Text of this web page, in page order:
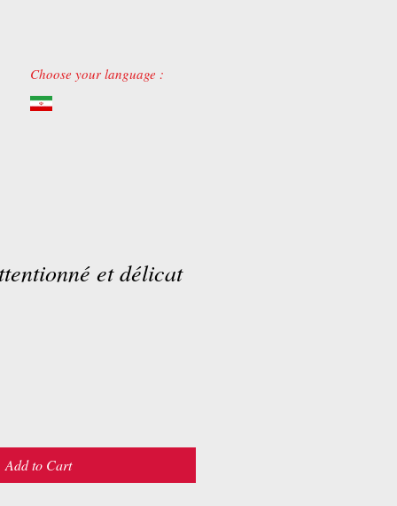
Choose your language :
et délicat
Add to Cart